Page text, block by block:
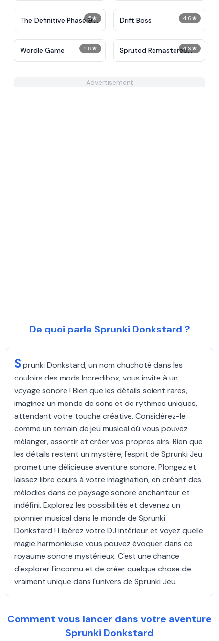
5★
The Definitive Phase 9:
Demolition
4.6★
Drift Boss
4.8★
Wordle Game 4.9★
Spruted Remastered
Alternative Phase 2
Advertisement
De quoi parle Sprunki Donkstard ?
Sprunki Donkstard, un nom chuchoté dans les
couloirs des mods Incredibox, vous invite à un
voyage sonore ! Bien que les détails soient rares,
imaginez un monde de sons et de rythmes uniques,
attendant votre touche créative. Considérez-le
comme un terrain de jeu musical où vous pouvez
mélanger, assortir et créer vos propres airs. Bien que
les détails restent un mystère, l'esprit de Sprunki Jeu
promet une délicieuse aventure sonore. Plongez et
laissez libre cours à votre imagination, en créant des
mélodies dans ce paysage sonore enchanteur et
indéfini. Explorez les possibilités et devenez un
pionnier musical dans le monde de Sprunki
Donkstard ! Libérez votre DJ intérieur et voyez quelle
magie harmonieuse vous pouvez évoquer dans ce
royaume sonore mystérieux. C'est une chance
d'explorer l'inconnu et de créer quelque chose de
vraiment unique dans l'univers de Sprunki Jeu.
Comment vous lancer dans votre aventure
Sprunki Donkstard